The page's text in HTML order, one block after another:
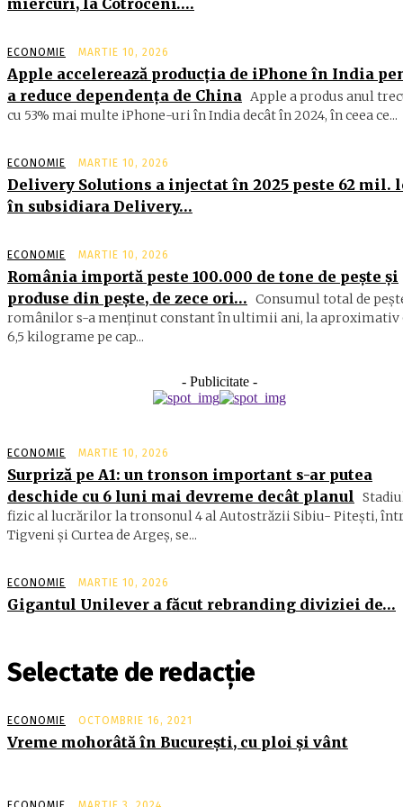
miercuri, la Cotroceni….
ECONOMIE MARTIE 10, 2026
Apple accelerează producția de iPhone în India
a reduce dependența de China Apple a produs anul
cu 53% mai multe iPhone-uri în India decât în 2024, în ceea ce...
ECONOMIE MARTIE 10, 2026
Delivery Solutions a injectat în 2025 peste 62 mil.
în subsidiara Delivery…
ECONOMIE MARTIE 10, 2026
România importă peste 100.000 de tone de peşte şi
produse din peşte, de zece ori… Consumul total de
ro­mâ­nilor s-a menţinut constant în ul­timii ani, la aproximativ
6,5 ki­lograme pe cap...
- Publicitate -
ECONOMIE MARTIE 10, 2026
Surpriză pe A1: un tronson important s-ar putea
deschide cu 6 luni mai devreme decât planul
fizic al lucrărilor la tronsonul 4 al Autostrăzii Sibiu- Piteşti,
Tigveni şi Curtea de Argeş, se...
ECONOMIE MARTIE 10, 2026
Gigantul Unilever a făcut rebranding diviziei de…
Selectate de redacție
ECONOMIE OCTOMBRIE 16, 2021
Vreme mohorâtă în Bucureşti, cu ploi şi vânt